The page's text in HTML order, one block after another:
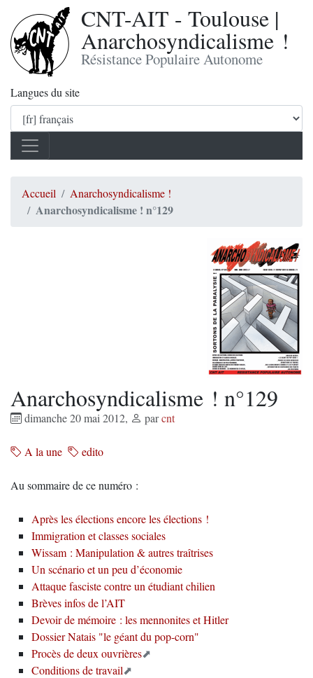
CNT-AIT - Toulouse |
Anarchosyndicalisme !
Résistance Populaire Autonome
Langues du site
Accueil Anarchosyndicalisme !
Anarchosyndicalisme ! n°129
Anarchosyndicalisme ! n°129
dimanche 20 mai 2012, parcnt
A la une edito
Au sommaire de ce numéro :
Après les élections encore les élections !
Immigration et classes sociales
Wissam : Manipulation & autres traîtrises
Un scénario et un peu d’économie
Attaque fasciste contre un étudiant chilien
Brèves infos de l’AIT
Devoir de mémoire : les mennonites et Hitler
Dossier Natais "le géant du pop-corn"
Procès de deux ouvrières
Conditions de travail